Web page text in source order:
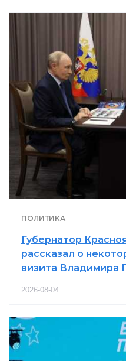
ПОЛИТИКА
Губернатор
рассказал о
визита Владимира
2026-08-04